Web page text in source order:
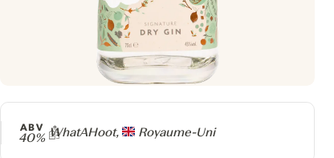
Producteur
WhatAHoot, Royaume-Uni
ABV
40%